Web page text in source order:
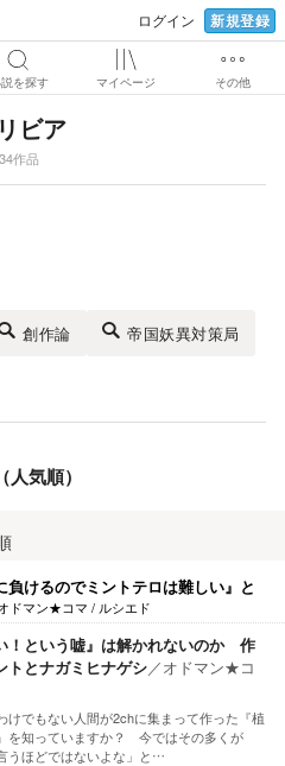
ログイン 新規登録
を探す マイページ その他
ビア
34作品
創作論 帝国妖異対策局
気順）
負けるのでミントテロは難しい』と
ドマン★コマ / ルシエド
！という嘘』は解かれないのか 作
トとナガミヒナゲシ／オドマン★コ
でもない人間が2chに集まって作った『植
を知っていますか？ 今ではその多くが
うほどではないよな」と…